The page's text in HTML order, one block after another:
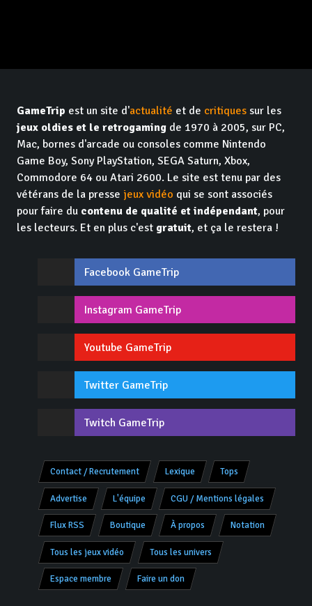
GameTrip est un site d'actualité et de critiques sur les
jeux oldies et le retrogaming de 1970 à 2005, sur PC,
Mac, bornes d'arcade ou consoles comme Nintendo
Game Boy, Sony PlayStation, SEGA Saturn, Xbox,
Commodore 64 ou Atari 2600. Le site est tenu par des
vétérans de la presse jeux vidéo qui se sont associés
pour faire du contenu de qualité et indépendant, pour
les lecteurs. Et en plus c'est gratuit, et ça le restera !
Facebook GameTrip
Instagram GameTrip
Youtube GameTrip
Twitter GameTrip
Twitch GameTrip
Contact / Recrutement Lexique Tops
Advertise L'équipe CGU / Mentions légales
Flux RSS Boutique À propos Notation
Tous les jeux vidéo Tous les univers
Espace membre Faire un don